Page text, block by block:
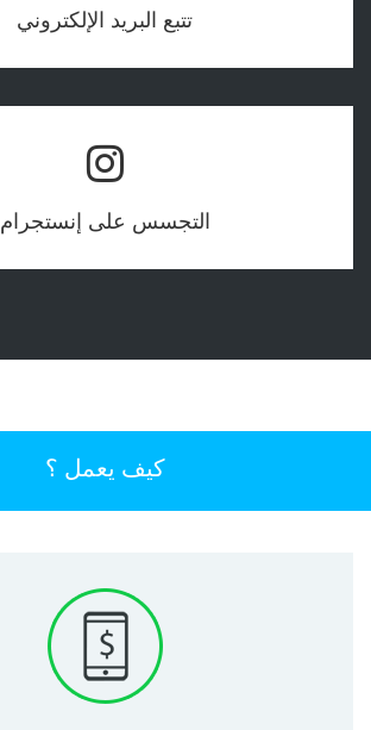
تتبع البريد الإلكتروني
التجسس على إنستجرام
كيف يعمل ؟